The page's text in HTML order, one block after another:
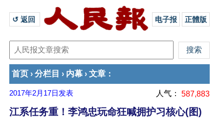
↺ 返回 电子报 正體版
首页 › 分栏目 › 内幕 › 文章 ：
2017年2月17日 发表 人气： 587,883
江系任务重！李鸿忠玩命狂喊拥护习核心(图)